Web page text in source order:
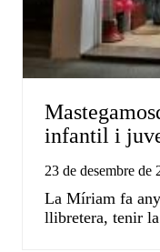
infantil i
23 de desembre de
La Míriam fa
llibretera, tenir